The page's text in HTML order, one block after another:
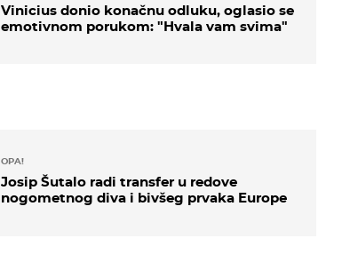
Vinicius donio konačnu odluku, oglasio se
emotivnom porukom: "Hvala vam svima"
OPA!
Josip Šutalo radi transfer u redove
nogometnog diva i bivšeg prvaka Europe